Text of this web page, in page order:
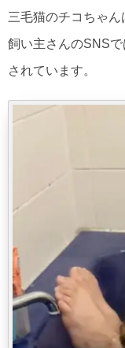
三毛猫のチコちゃん
飼い主さんのSNS
されています。